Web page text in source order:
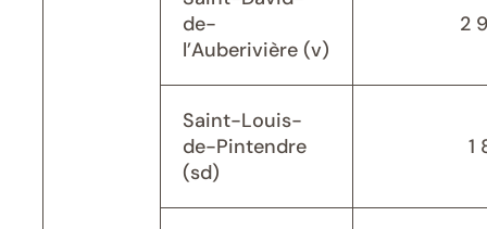
de-
l’Auberivière (v)
2
Saint-Louis-
de-Pintendre
(sd)
1